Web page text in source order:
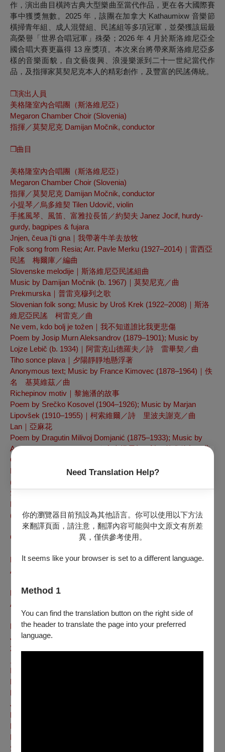
Need Translation Help?
你的瀏覽器目前預設為其他語言。你可以使用以下方法
來翻譯頁面，請注意，翻譯內容可能與中文原文有所差
異，僅供參考使用。
It seems like your browser is set to a different language.
Method 1
You can find the translation button on the right side of
the header to translate the page into your preferred
language.
作，演出曲目橫跨古典大型樂曲至當代作品，更在各大國際賽
事中獲獎無數。2025 年，該團在加拿大 Kathaumixw 音樂節
橫掃青年組、成人混聲組、民謠組等多項冠軍，並榮獲該屆最
高榮譽「世界合唱冠軍」殊榮；2026 年 4 月於斯洛維尼亞全
國合唱大賽更贏得 13 座獎項。本次來台將帶來斯洛維尼亞多
樣的音樂面貌，自文藝復興、浪漫樂派到二十一世紀當代作
品，及指揮家莫契尼克本人的精彩創作，及豐富的民謠傳統。
❒演出人員
美格隆室內合唱團（斯洛維尼亞）
Megaron Chamber Choir (Slovenia)
指揮／莫契尼克 Damijan Močnik, conductor
❒曲目
美格隆室內合唱團（斯洛維尼亞）
Megaron Chamber Choir (Slovenia)
指揮／莫契尼克 Damijan Močnik, conductor
小提琴／烏多維契 Tilen Udovič, violin
手搖風琴、風笛、富雅拉長笛／約契夫 Janez Jocif, hurdy-
gurdy, bagpipes & fujara
Jnjen, čeua j'ti gna ｜我帶著牛羊去放牧
Folk song from Resia; Arr. Pavle Merku (1927–2014) ｜雷西亞
民謠 梅爾庫／編曲
Slovenske melodije ｜斯洛維尼亞民謠組曲
Music by Damijan Močnik (b. 1967) ｜莫契尼克／曲
Prekmurska ｜普雷克穆列之歌
Slovenian folk song; Music by Uroš Krek (1922–2008) ｜斯洛
維尼亞民謠 柯雷克／曲
Ne vem, kdo bolj je tožen ｜我不知道誰比我更悲傷
Poem by Josip Murn Aleksandrov (1879–1901); Music by
Lojze Lebič (b. 1934) ｜阿雷克山德羅夫／詩 雷畢契／曲
Tiho sonce plava ｜夕陽靜靜地懸浮著
Anonymous text; Music by France Kimovec (1878–1964) ｜佚
名 基莫維茲／曲
Richepinov motiv ｜黎施潘的故事
Poem by Srečko Kosovel (1904–1926); Music by Marjan
Lipovšek (1910–1955) ｜柯索維爾／詩 里波夫謝克／曲
Lan ｜亞麻花
Poem by Dragutin Milivoj Domjanić (1875–1933); Music by
Anton Lajovic (1878–1960)｜多米揚尼契／詩 拉尤維契／曲
Oče naš
Lyrics by Ivan Cankar (1876–1918); Music by Karol Pahor
(1896–1974)
Skica na koncertu
Poem by Srečko Kosovel (1904–1926); Music by Vilko Ukmar
(1905–1991)｜柯索維爾／詩 烏克瑪爾／曲
中場休息 Intermission
Ecce quomodo moritur iustus｜看哪，義人如何離世
Anonymous text; Music by Iacobus Handl Gallus (1550–1591)
Patres qui dormitis in Hebron
Anonymous text; Music by Iacobus Handl Gallus (1550–1591)
｜佚名 加盧斯／曲
Benedic, anima mea, Domino ｜我的靈魂讚美上主
Job 37:15–16; Psalm 104:1, 3–35; Music by Jan Triler (b.
2003)
Ignis caritatis
Lyrics by Hildegard von Bingen (1098–1179); Music by
Damijan Močnik (b. 1967)
Jutranja pesem
Lyrics & Music by Adam Bohorič (1520–1598); Arr. Damijan
Močnik (b. 1967)
La-la-li-la-le-la
Slovenian folk songs; Arr. Damijan Močnik (b. 1967) & Janez